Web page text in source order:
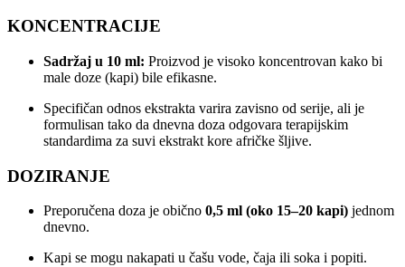
KONCENTRACIJE
Sadržaj u 10 ml: Proizvod je visoko koncentrovan kako bi
male doze (kapi) bile efikasne.
Specifičan odnos ekstrakta varira zavisno od serije, ali je
formulisan tako da dnevna doza odgovara terapijskim
standardima za suvi ekstrakt kore afričke šljive.
DOZIRANJE
Preporučena doza je obično 0,5 ml (oko 15–20 kapi) jednom
dnevno.
Kapi se mogu nakapati u čašu vode, čaja ili soka i popiti.